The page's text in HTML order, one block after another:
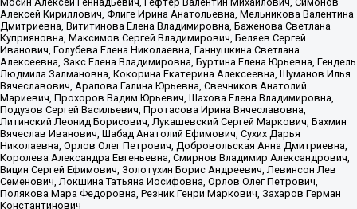
Алексей Кириллович, Флиге Ирина Анатольевна, Мельникова Валентина
Дмитриевна, Вититинова Елена Владимировна, Баженова Светлана
Куприяновна, Максимов Сергей Владимирович, Беляев Сергей
Иванович, Голубева Елена Николаевна, Ганнушкина Светлана
Алексеевна, Закс Елена Владимировна, Буртина Елена Юрьевна, Гендель
Людмила Залмановна, Кокорина Екатерина Алексеевна, Шуманов Илья
Вячеславович, Арапова Галина Юрьевна, Свечников Анатолий
Мариевич, Прохоров Вадим Юрьевич, Шахова Елена Владимировна,
Подузов Сергей Васильевич, Протасова Ирина Вячеславовна,
Литинский Леонид Борисович, Лукашевский Сергей Маркович, Бахмин
Вячеслав Иванович, Шабад Анатолий Ефимович, Сухих Дарья
Николаевна, Орлов Олег Петрович, Добровольская Анна Дмитриевна,
Королева Александра Евгеньевна, Смирнов Владимир Александрович,
Вицин Сергей Ефимович, Золотухин Борис Андреевич, Левинсон Лев
Семенович, Локшина Татьяна Иосифовна, Орлов Олег Петрович,
Полякова Мара Федоровна, Резник Генри Маркович, Захаров Герман
Константинович